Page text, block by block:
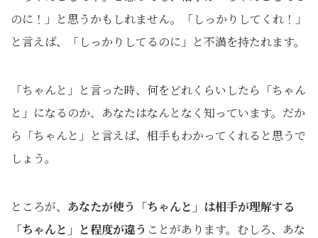
のに！」と思うかもしれません。「しっかりしてくれ！」
と言えば、「しっかりしてるのに」と不満を持たれます。
「ちゃんと」と言った時、何をどれくらいしたら「ちゃん
と」になるのか、あなたはなんとなく知っています。だか
ら「ちゃんと」と言えば、相手もわかってくれると思うで
しょう。
ところが、 あなたが使う「ちゃんと」は相手が理解する
「ちゃんと」と程度が違う ことがあります。むしろ、あな